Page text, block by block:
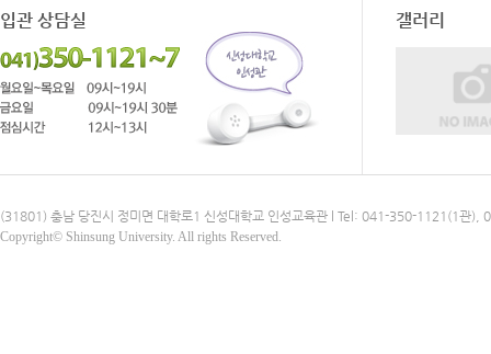
입관 상담실 갤러리
(31801) 충남 당진시 정미면 대학로1 신성대학교 인성교육관 l Tel: 041-350-1121(1
Copyright© Shinsung University. All rights Reserved.